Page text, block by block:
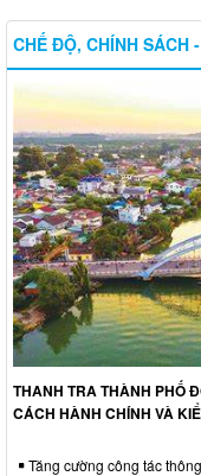
CHẾ ĐỘ, CHÍNH SÁCH
THANH TRA THÀNH PHỐ
CÁCH HÀNH CHÍNH VÀ
Tăng cường công tác